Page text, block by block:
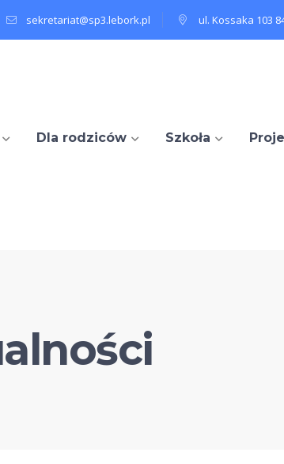
sekretariat@sp3.lebork.pl ul. Kossaka 103
Dla rodziców Szkoła